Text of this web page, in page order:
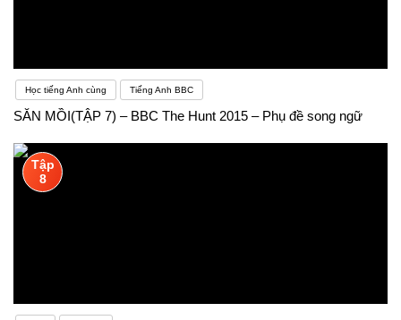
Học tiếng Anh cùng Tiếng Anh BBC
SĂN MỒI(TẬP 7) – BBC The Hunt 2015 – Phụ đề song ngữ
Tập
8